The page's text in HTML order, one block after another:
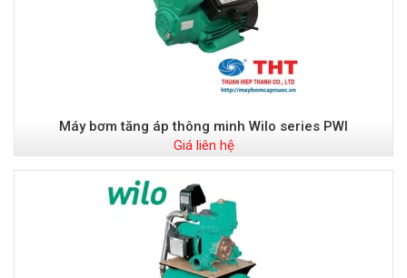
Máy bơm tăng áp thông minh Wilo series PWI
Giá liên hệ